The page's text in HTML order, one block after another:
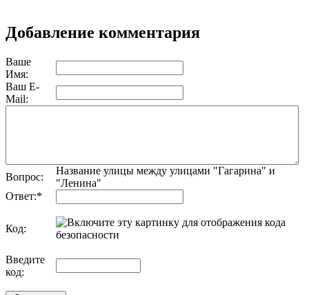
Добавление комментария
Ваше
Имя:
Ваш E-
Mail:
Вопрос:
Название улицы между улицами "Гагарина" и
"Ленина"
Ответ:*
Код:
Введите
код: